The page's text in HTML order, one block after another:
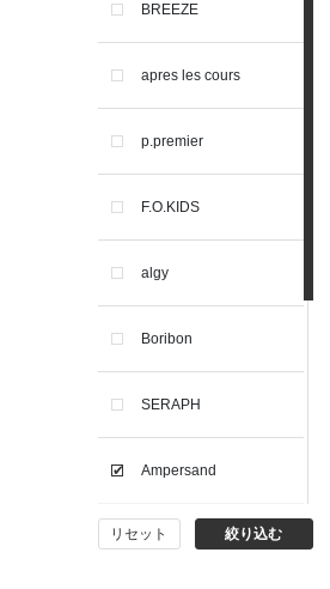
BREEZE
apres les cours
p.premier
F.O.KIDS
algy
Boribon
SERAPH
Ampersand
BIT'Z
リセット 絞り込む